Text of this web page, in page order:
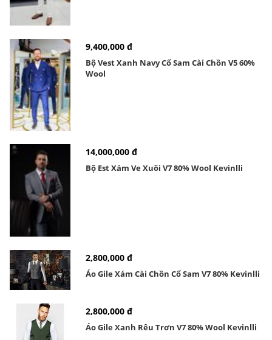
9,400,000 đ
Bộ Vest Xanh Navy Cổ Sam Cài Chồn V5 60%
Wool
14,000,000 đ
Bộ Est Xám Ve Xuôi V7 80% Wool Kevinlli
2,800,000 đ
Áo Gile Xám Cài Chồn Cổ Sam V7 80% Kevinlli
2,800,000 đ
Áo Gile Xanh Rêu Trơn V7 80% Wool Kevinlli